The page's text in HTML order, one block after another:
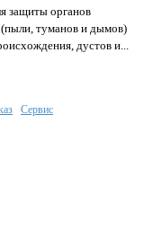
защиты органов
(пыли, туманов и дымов)
дустов и...
Сервис